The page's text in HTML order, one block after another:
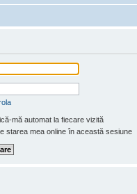
mă automat la fiecare vizită
starea mea online în această sesiune